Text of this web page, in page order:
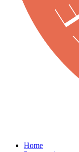
Home